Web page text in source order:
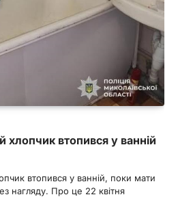
хлопчик втопився у ванній
втопився у ванній, поки мати
нагляду. Про це 22 квітня